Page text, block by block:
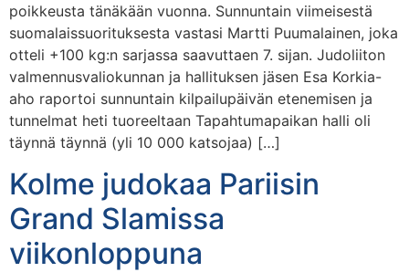
poikkeusta tänäkään vuonna. Sunnuntain viimeisestä
suomalaissuorituksesta vastasi Martti Puumalainen, joka
otteli +100 kg:n sarjassa saavuttaen 7. sijan. Judoliiton
valmennusvaliokunnan ja hallituksen jäsen Esa Korkia-
aho raportoi sunnuntain kilpailupäivän etenemisen ja
tunnelmat heti tuoreeltaan Tapahtumapaikan halli oli
täynnä täynnä (yli 10 000 katsojaa) […]
Kolme judokaa Pariisin
Grand Slamissa
viikonloppuna